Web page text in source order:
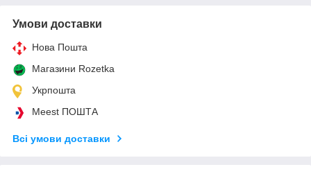
Умови доставки
Нова Пошта
Магазини Rozetka
Укрпошта
Meest ПОШТА
Всі умови доставки